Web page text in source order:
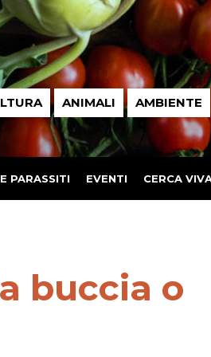
ANIMALI AMBIENTE
PARASSITI EVENTI CERCA
buccia o